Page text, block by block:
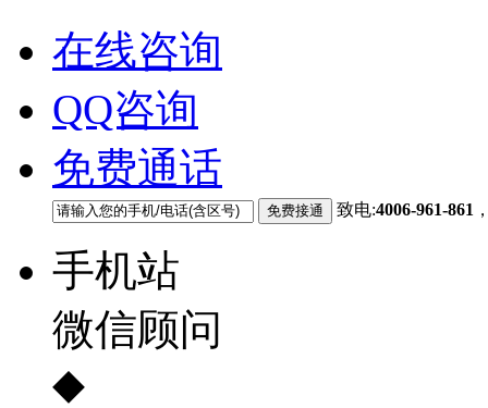
在线咨询
QQ咨询
免费通话
致电:4006-961-861
手机站
微信顾问
◆